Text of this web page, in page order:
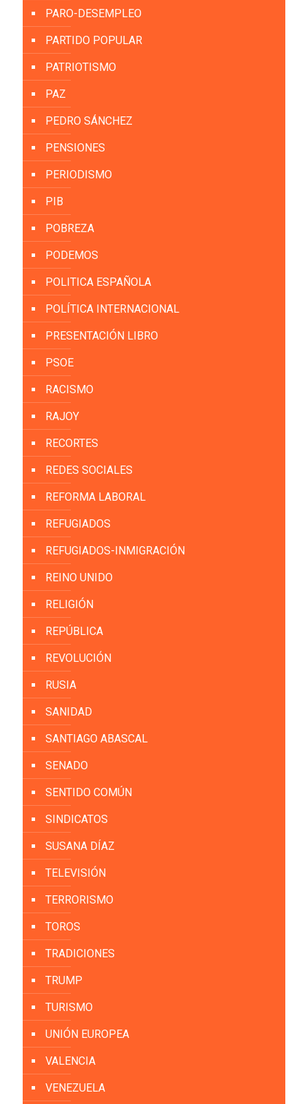
PARO-DESEMPLEO
PARTIDO POPULAR
PATRIOTISMO
PAZ
PEDRO SÁNCHEZ
PENSIONES
PERIODISMO
PIB
POBREZA
PODEMOS
POLITICA ESPAÑOLA
POLÍTICA INTERNACIONAL
PRESENTACIÓN LIBRO
PSOE
RACISMO
RAJOY
RECORTES
REDES SOCIALES
REFORMA LABORAL
REFUGIADOS
REFUGIADOS-INMIGRACIÓN
REINO UNIDO
RELIGIÓN
REPÚBLICA
REVOLUCIÓN
RUSIA
SANIDAD
SANTIAGO ABASCAL
SENADO
SENTIDO COMÚN
SINDICATOS
SUSANA DÍAZ
TELEVISIÓN
TERRORISMO
TOROS
TRADICIONES
TRUMP
TURISMO
UNIÓN EUROPEA
VALENCIA
VENEZUELA